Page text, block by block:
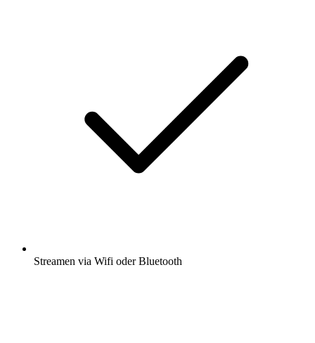
Streamen via Wifi oder Bluetooth